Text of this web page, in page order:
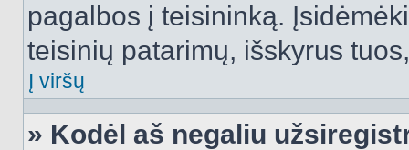
pagalbos į teisininką.
teisinių patarimų, išskyrus
Į viršų
» Kodėl aš negaliu